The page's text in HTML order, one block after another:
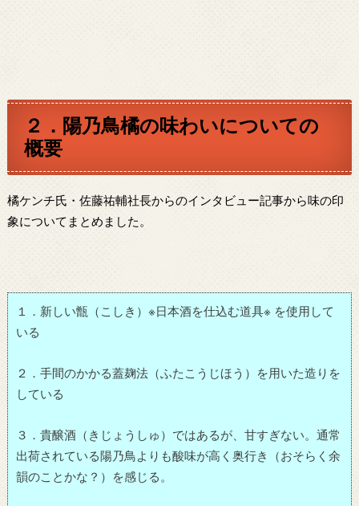
２．陽乃鳥橘の味わいについての
概要
橘ケンチ氏・佐藤祐輔社長からのインタビュー記事から味の印
象についてまとめました。
１．新しい甑（こしき）※日本酒を仕込む道具※ を使用して
いる
２．手間のかかる蓋麹法（ふたこうじほう）を用いた造りを
している
３．貴醸酒（きじょうしゅ）ではあるが、甘すぎない。通常
出荷されている陽乃鳥よりも酸味が高く奥行き（おそらく余
韻のことかな？）を感じる。